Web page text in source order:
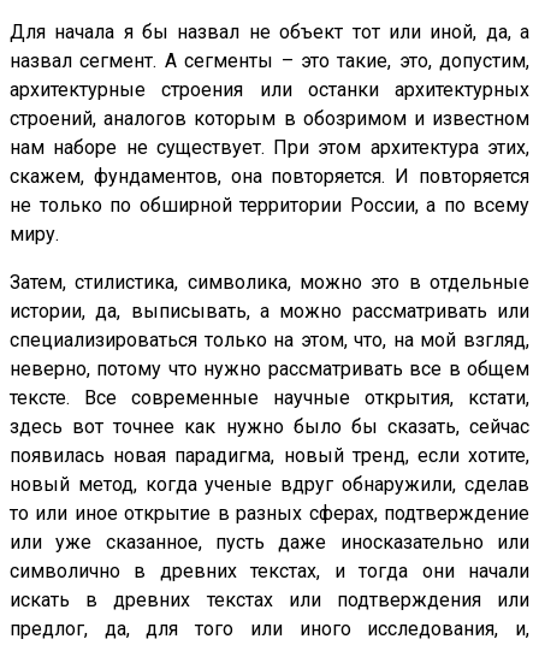
Для начала я бы назвал не объект тот или иной, да, а
назвал сегмент. А сегменты – это такие, это, допустим,
архитектурные строения или останки архитектурных
строений, аналогов которым в обозримом и известном
нам наборе не существует. При этом архитектура этих,
скажем, фундаментов, она повторяется. И повторяется
не только по обширной территории России, а по всему
миру.
Затем, стилистика, символика, можно это в отдельные
истории, да, выписывать, а можно рассматривать или
специализироваться только на этом, что, на мой взгляд,
неверно, потому что нужно рассматривать все в общем
тексте. Все современные научные открытия, кстати,
здесь вот точнее как нужно было бы сказать, сейчас
появилась новая парадигма, новый тренд, если хотите,
новый метод, когда ученые вдруг обнаружили, сделав
то или иное открытие в разных сферах, подтверждение
или уже сказанное, пусть даже иносказательно или
символично в древних текстах, и тогда они начали
искать в древних текстах или подтверждения или
предлог, да, для того или иного исследования, и,